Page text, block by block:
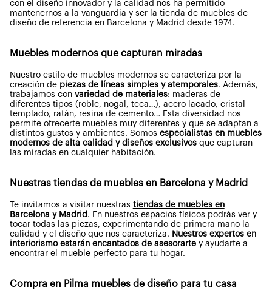
con el diseño innovador y la calidad nos ha permitido
mantenernos a la vanguardia y ser la tienda de muebles de
diseño de referencia en Barcelona y Madrid desde 1974.
Muebles modernos que capturan miradas
Nuestro estilo de muebles modernos se caracteriza por la
creación de piezas de líneas simples y atemporales. Además,
trabajamos con variedad de materiales: maderas de
diferentes tipos (roble, nogal, teca…), acero lacado, cristal
templado, ratán, resina de cemento… Esta diversidad nos
permite ofrecerte muebles muy diferentes y que se adaptan a
distintos gustos y ambientes. Somos especialistas en muebles
modernos de alta calidad y diseños exclusivos que capturan
las miradas en cualquier habitación.
Nuestras tiendas de muebles en Barcelona y Madrid
Te invitamos a visitar nuestras tiendas de muebles en
Barcelona y Madrid . En nuestros espacios físicos podrás ver y
tocar todas las piezas, experimentando de primera mano la
calidad y el diseño que nos caracteriza. Nuestros expertos en
interiorismo estarán encantados de asesorartey ayudarte a
encontrar el mueble perfecto para tu hogar.
Compra en Pilma muebles de diseño para tu casa